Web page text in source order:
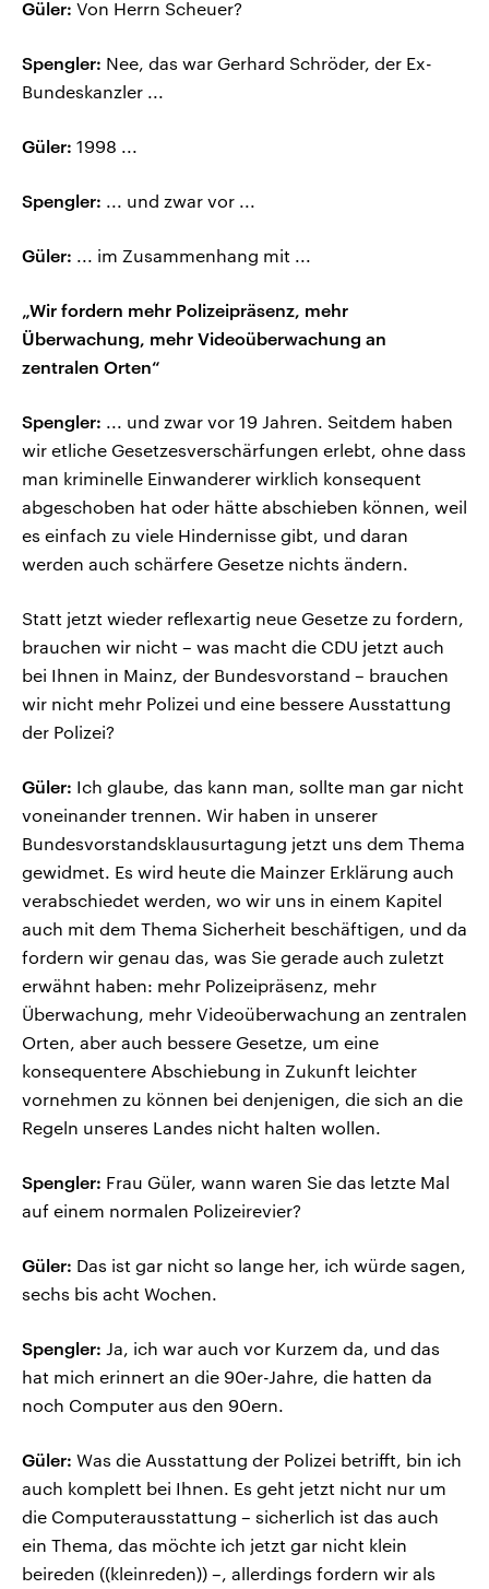
Güler: Von Herrn Scheuer?
Spengler: Nee, das war Gerhard Schröder, der Ex-
Bundeskanzler ...
Güler: 1998 ...
Spengler: ... und zwar vor ...
Güler: ... im Zusammenhang mit ...
„Wir fordern mehr Polizeipräsenz, mehr
Überwachung, mehr Videoüberwachung an
zentralen Orten“
Spengler: ... und zwar vor 19 Jahren. Seitdem haben
wir etliche Gesetzesverschärfungen erlebt, ohne dass
man kriminelle Einwanderer wirklich konsequent
abgeschoben hat oder hätte abschieben können, weil
es einfach zu viele Hindernisse gibt, und daran
werden auch schärfere Gesetze nichts ändern.
Statt jetzt wieder reflexartig neue Gesetze zu fordern,
brauchen wir nicht – was macht die CDU jetzt auch
bei Ihnen in Mainz, der Bundesvorstand – brauchen
wir nicht mehr Polizei und eine bessere Ausstattung
der Polizei?
Güler: Ich glaube, das kann man, sollte man gar nicht
voneinander trennen. Wir haben in unserer
Bundesvorstandsklausurtagung jetzt uns dem Thema
gewidmet. Es wird heute die Mainzer Erklärung auch
verabschiedet werden, wo wir uns in einem Kapitel
auch mit dem Thema Sicherheit beschäftigen, und da
fordern wir genau das, was Sie gerade auch zuletzt
erwähnt haben: mehr Polizeipräsenz, mehr
Überwachung, mehr Videoüberwachung an zentralen
Orten, aber auch bessere Gesetze, um eine
konsequentere Abschiebung in Zukunft leichter
vornehmen zu können bei denjenigen, die sich an die
Regeln unseres Landes nicht halten wollen.
Spengler: Frau Güler, wann waren Sie das letzte Mal
auf einem normalen Polizeirevier?
Güler: Das ist gar nicht so lange her, ich würde sagen,
sechs bis acht Wochen.
Spengler: Ja, ich war auch vor Kurzem da, und das
hat mich erinnert an die 90er-Jahre, die hatten da
noch Computer aus den 90ern.
Güler: Was die Ausstattung der Polizei betrifft, bin ich
auch komplett bei Ihnen. Es geht jetzt nicht nur um
die Computerausstattung – sicherlich ist das auch
ein Thema, das möchte ich jetzt gar nicht klein
beireden ((kleinreden)) –, allerdings fordern wir als